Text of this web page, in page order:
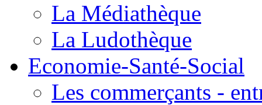
La Médiathèque
La Ludothèque
Economie-Santé-Social
Les commerçants -